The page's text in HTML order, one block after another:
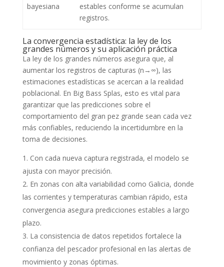
bayesiana
estables conforme se acumulan
registros.
La convergencia estadística: la ley de los
grandes números y su aplicación práctica
La ley de los grandes números asegura que, al
aumentar los registros de capturas (n→∞), las
estimaciones estadísticas se acercan a la realidad
poblacional. En Big Bass Splas, esto es vital para
garantizar que las predicciones sobre el
comportamiento del gran pez grande sean cada vez
más confiables, reduciendo la incertidumbre en la
toma de decisiones.
Con cada nueva captura registrada, el modelo se
ajusta con mayor precisión.
En zonas con alta variabilidad como Galicia, donde
las corrientes y temperaturas cambian rápido, esta
convergencia asegura predicciones estables a largo
plazo.
La consistencia de datos repetidos fortalece la
confianza del pescador profesional en las alertas de
movimiento y zonas óptimas.